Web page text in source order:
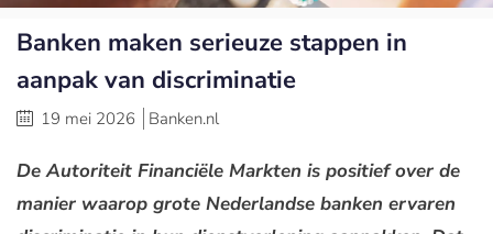
Banken maken serieuze stappen in
aanpak van discriminatie
19 mei 2026 Banken.nl
De Autoriteit Financiële Markten is positief over de
manier waarop grote Nederlandse banken ervaren